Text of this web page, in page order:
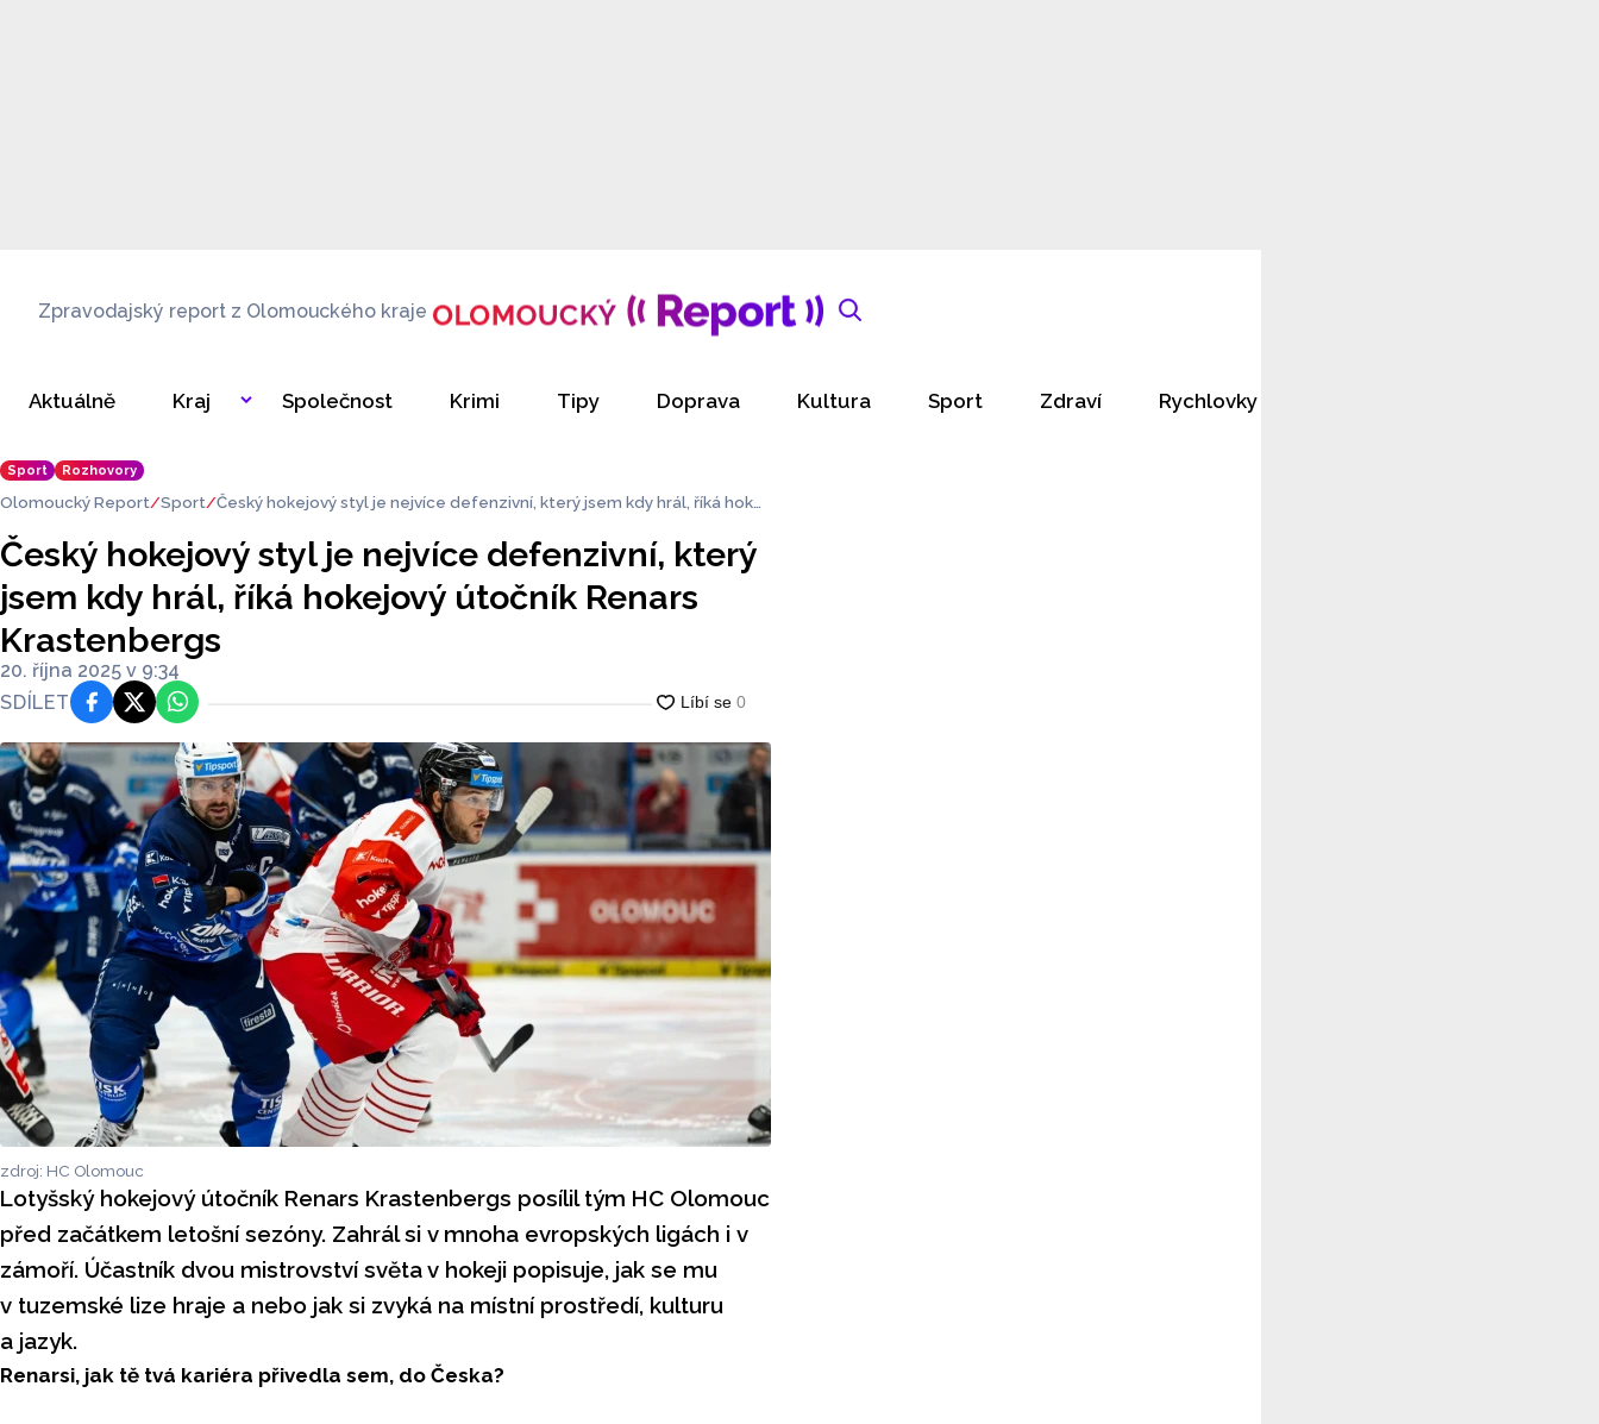
Zpravodajský report z Olomouckého kraje
Aktuálně Kraj Společnost Krimi Tipy Doprava Kultura Sport Zdraví Rychlovky
Sport Rozhovory
Olomoucký Report Sport
Český hokejový styl je nejvíce defenzivní, který jsem kdy hrál, říká hokej
Český hokejový styl je nejvíce defenzivní, který
jsem kdy hrál, říká hokejový útočník Renars
Krastenbergs
20. října 2025 v 9:34
SDÍLET
FacebookPlatforma X
WhatsApp
zdroj: HC Olomouc
Lotyšský hokejový útočník Renars Krastenbergs posílil tým HC Olomouc
před začátkem letošní sezóny. Zahrál si v mnoha evropských ligách i v
zámoří. Účastník dvou mistrovství světa v hokeji popisuje, jak se mu
v tuzemské lize hraje a nebo jak si zvyká na místní prostředí, kulturu
a jazyk.
Renarsi, jak tě tvá kariéra přivedla sem, do Česka?